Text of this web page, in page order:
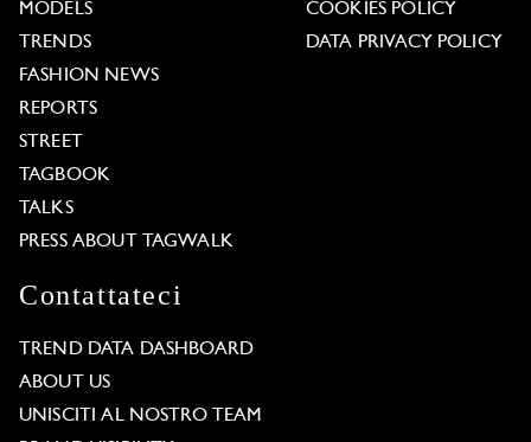
MODELS
TRENDS
FASHION NEWS
REPORTS
STREET
TAGBOOK
TALKS
PRESS ABOUT TAGWALK
COOKIES POLICY
DATA PRIVACY POLICY
Contattateci
TREND DATA DASHBOARD
ABOUT US
UNISCITI AL NOSTRO TEAM